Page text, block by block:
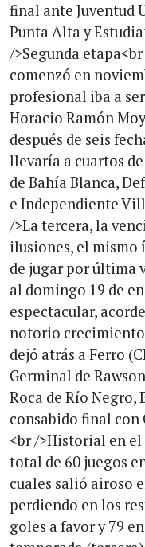
final ante Juventud
Punta Alta y
/>Segunda
comenzó en
profesional iba a
Horacio Ramón
después de seis
llevaría a cuartos
de Bahía Blanca,
e Independiente
/>La tercera, la
ilusiones, el mismo
de jugar por última
al domingo 19 de
espectacular,
notorio
dejó atrás a Ferro
Germinal de
Roca de Río Negro,
consabido final con
<br />Historial en el
total de 60 juegos
cuales salió airoso
perdiendo en los
goles a favor y 79